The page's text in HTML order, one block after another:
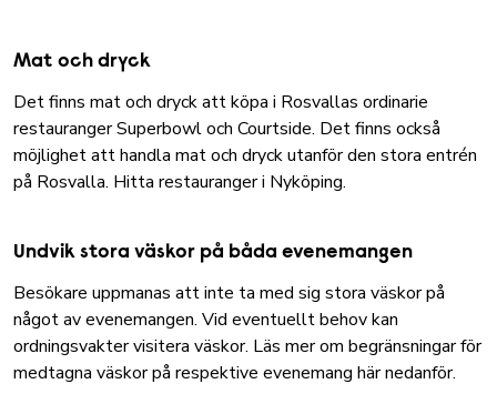
Mat och dryck
Det finns mat och dryck att köpa i Rosvallas ordinarie
restauranger Superbowl och Courtside. Det finns också
möjlighet att handla mat och dryck utanför den stora entrén
på Rosvalla. Hitta restauranger i Nyköping.
Undvik stora väskor på båda evenemangen
Besökare uppmanas att inte ta med sig stora väskor på
något av evenemangen. Vid eventuellt behov kan
ordningsvakter visitera väskor. Läs mer om begränsningar för
medtagna väskor på respektive evenemang här nedanför.